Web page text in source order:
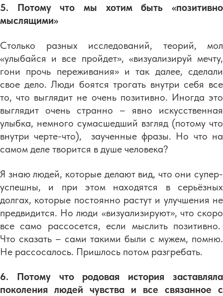
5. Потому что мы хотим быть «позитивно
мыслящими»
Столько разных исследований, теорий, мол
«улыбайся и все пройдет», «визуализируй мечту,
гони прочь переживания» и так далее, сделали
свое дело. Люди боятся трогать внутри себя все
то, что выглядит не очень позитивно. Иногда это
выглядит очень странно – явно искусственная
улыбка, немного сумасшедший взгляд (потому что
внутри черте-что), заученные фразы. Но что на
самом деле творится в душе человека?
Я знаю людей, которые делают вид, что они супер-
успешны, и при этом находятся в серьёзных
долгах, которые постоянно растут и улучшения не
предвидится. Но люди «визуализируют», что скоро
все само рассосется, если мыслить позитивно.
Что сказать – сами такими были с мужем, помню.
Не рассосалось. Пришлось потом разгребать.
6. Потому что родовая история заставляла
поколения людей чувства и все связанное с